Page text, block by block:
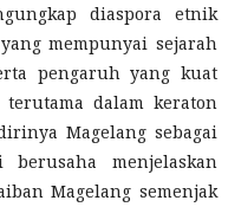
diaspora etnik
mempunyai sejarah
pengaruh yang kuat
terutama dalam keraton
Magelang sebagai
menjelaskan
Magelang semenjak